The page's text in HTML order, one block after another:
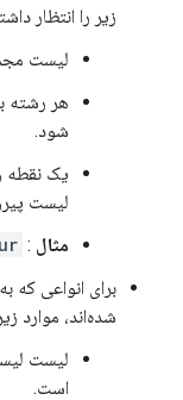
زیر را انتظار
لیست
هر رشته
شود.
یک نقطه
لیست
مثال :
برای انواعی که
شده‌اند، موارد
لیست
است.